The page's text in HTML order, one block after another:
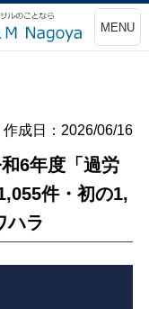
MENU
作成日：2026/06/16
6年度「過労
件・初の1,
ハラ